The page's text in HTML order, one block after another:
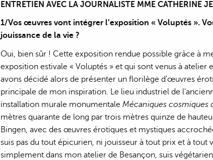
ENTRETIEN AVEC LA JOURNALISTE MME CATHERINE
1/Vos œuvres vont intégrer l’exposition « Voluptés ».
jouissance de la vie ?
Oui, bien sûr ! Cette exposition rendue possible grâce à
exposition estivale « Voluptés » et qui sont venus à
avons décidé alors de présenter un florilège d'œuvres
principale de mon inspiration. Le lieu industriel de
installation murale monumentale Mécaniques cosmiques
mètres quarante de long par trois mètres quinze de
Bingen, avec des œuvres érotiques et mystiques
suis pas du tout épicurien, ni jouisseur à tout prix et à
simplement dans mon atelier de Besançon, suis